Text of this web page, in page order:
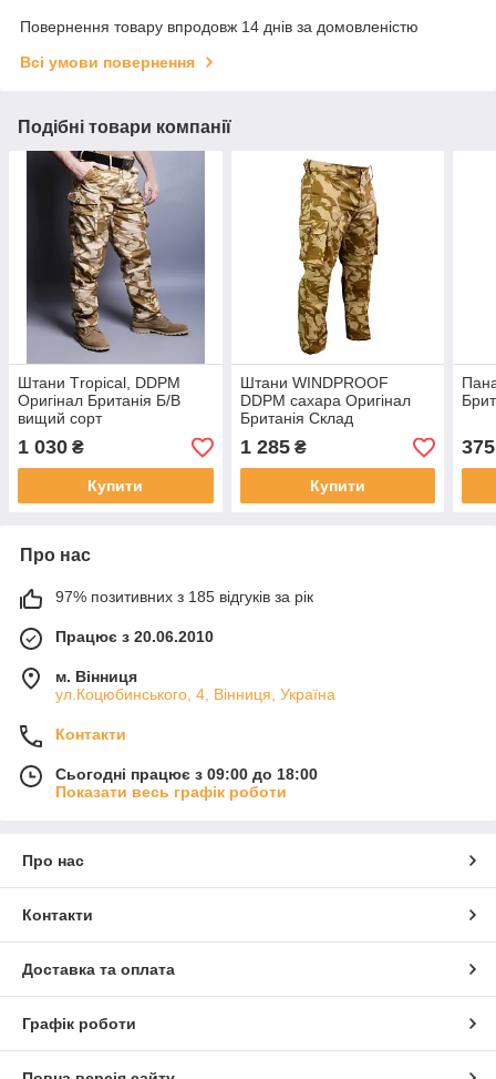
Повернення товару впродовж 14 днів за домовленістю
Всі умови повернення
Подібні товари компанії
Штани Тropical, DDPM
Оригінал Британія Б/В
вищий сорт
1 030 ₴
Купити
Штани WINDPROOF
DDPM сахара Оригінал
Британія Склад
1 285₴
Купити
375
Про нас
97% позитивних з 185 відгуків за рік
Працює з 20.06.2010
м. Вінниця
ул.Коцюбинського, 4, Вінниця, Україна
Контакти
Сьогодні працює з 09:00 до 18:00
Показати весь графік роботи
Про нас
Контакти
Доставка та оплата
Графік роботи